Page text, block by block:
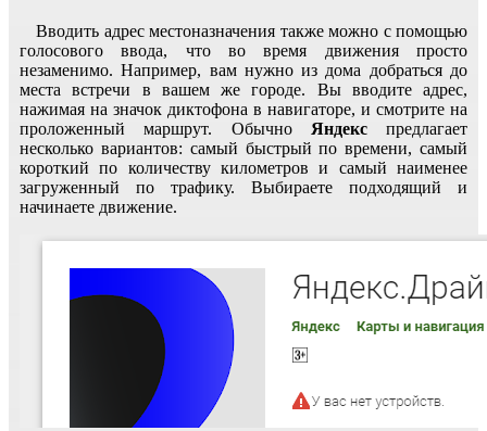
Вводить адрес местоназначения также можно с помощью
голосового ввода, что во время движения просто
незаменимо. Например, вам нужно из дома добраться до
места встречи в вашем же городе. Вы вводите адрес,
нажимая на значок диктофона в навигаторе, и смотрите на
проложенный маршрут. Обычно Яндекспредлагает
несколько вариантов: самый быстрый по времени, самый
короткий по количеству километров и самый наименее
загруженный по трафику. Выбираете подходящий и
начинаете движение.